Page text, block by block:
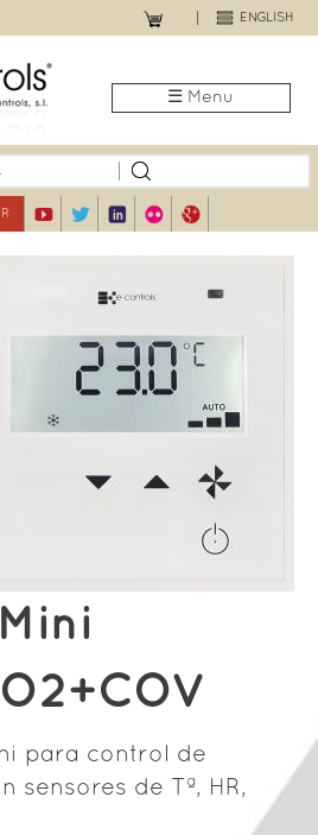
ENGLISH
☰ Menu
para control de
sensores de Tª, HR,